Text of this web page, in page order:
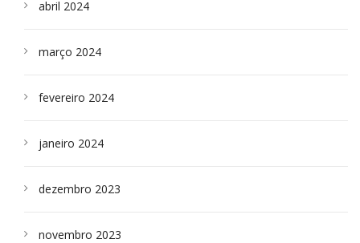
abril 2024
março 2024
fevereiro 2024
janeiro 2024
dezembro 2023
novembro 2023